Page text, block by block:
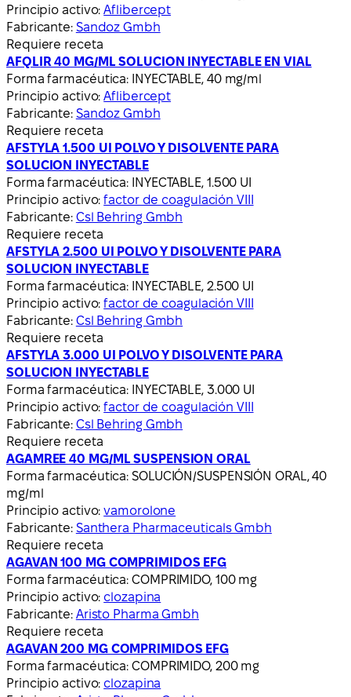
Principio activo:Aflibercept
Fabricante: Sandoz Gmbh
Requiere receta
AFQLIR 40 MG/ML SOLUCION INYECTABLE EN VIAL
Forma farmacéutica: INYECTABLE, 40 mg/ml
Principio activo:Aflibercept
Fabricante: Sandoz Gmbh
Requiere receta
AFSTYLA 1.500 UI POLVO Y DISOLVENTE PARA
SOLUCION INYECTABLE
Forma farmacéutica: INYECTABLE, 1.500 UI
Principio activo:factor de coagulación VIII
Fabricante: Csl Behring Gmbh
Requiere receta
AFSTYLA 2.500 UI POLVO Y DISOLVENTE PARA
SOLUCION INYECTABLE
Forma farmacéutica: INYECTABLE, 2.500 UI
Principio activo:factor de coagulación VIII
Fabricante: Csl Behring Gmbh
Requiere receta
AFSTYLA 3.000 UI POLVO Y DISOLVENTE PARA
SOLUCION INYECTABLE
Forma farmacéutica: INYECTABLE, 3.000 UI
Principio activo:factor de coagulación VIII
Fabricante: Csl Behring Gmbh
Requiere receta
AGAMREE 40 MG/ML SUSPENSION ORAL
Forma farmacéutica: SOLUCIÓN/SUSPENSIÓN ORAL, 40
mg/ml
Principio activo:vamorolone
Fabricante: Santhera Pharmaceuticals Gmbh
Requiere receta
AGAVAN 100 MG COMPRIMIDOS EFG
Forma farmacéutica: COMPRIMIDO, 100 mg
Principio activo: clozapina
Fabricante: Aristo Pharma Gmbh
Requiere receta
AGAVAN 200 MG COMPRIMIDOS EFG
Forma farmacéutica: COMPRIMIDO, 200 mg
Principio activo: clozapina